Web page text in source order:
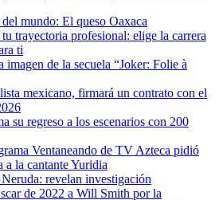
mundo: El queso Oaxaca
trayectoria profesional: elige la carrera
ti
imagen de la secuela “Joker: Folie à
mexicano, firmará un contrato con el
su regreso a los escenarios con 200
Ventaneando de TV Azteca pidió
a la cantante Yuridia
revelan investigación
de 2022 a Will Smith por la